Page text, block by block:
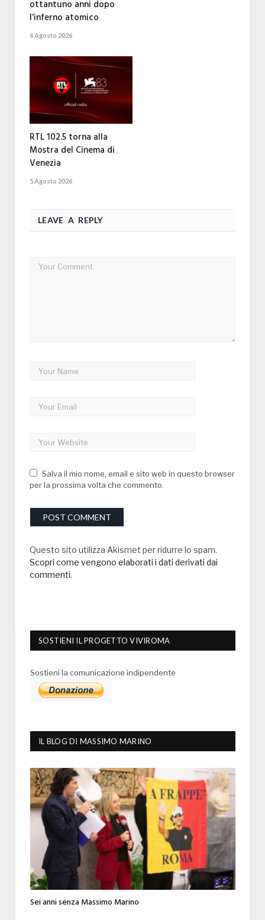
ottantuno anni dopo
l’inferno atomico
6 Agosto 2026
RTL 102.5 torna alla
Mostra del Cinema di
Venezia
5 Agosto 2026
LEAVE A REPLY
Salva il mio nome, email e sito web in questo browser
per la prossima volta che commento.
Questo sito utilizza Akismet per ridurre lo spam.
Scopri come vengono elaborati i dati derivati dai
commenti.
SOSTIENI IL PROGETTO VIVIROMA
Sostieni la comunicazione indipendente
IL BLOG DI MASSIMO MARINO
Sei anni senza Massimo Marino